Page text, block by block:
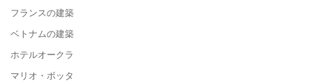
フランスの建築
ベトナムの建築
ホテルオークラ
マリオ・ボッタ